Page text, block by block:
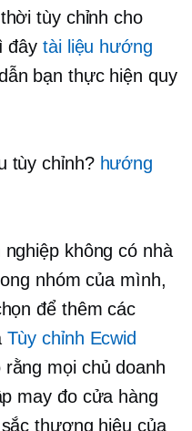
tùy chỉnh cho
đâytài liệu hướng
bạn thực hiện quy
tùy chỉnh? hướng
không có nhà
nhóm của mình,
để thêm các
Tùy chỉnh Ecwid
mọi chủ doanh
may đocửa hàng
thương hiệu của